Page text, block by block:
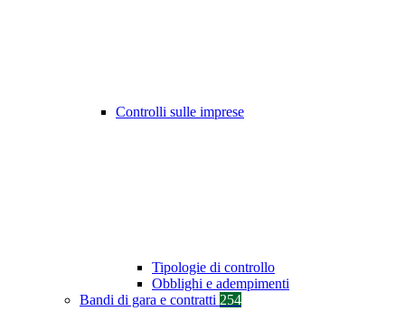
Controlli sulle imprese
Tipologie di controllo
Obblighi e adempimenti
Bandi di gara e contratti 254